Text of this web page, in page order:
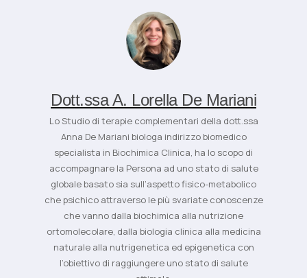
Dott.ssa A. Lorella De Mariani
Lo Studio di terapie complementari della dott.ssa
Anna De Mariani biologa indirizzo biomedico
specialista in Biochimica Clinica, ha lo scopo di
accompagnare la Persona ad uno stato di salute
globale basato sia sull’aspetto fisico-metabolico
che psichico attraverso le più svariate conoscenze
che vanno dalla biochimica alla nutrizione
ortomolecolare, dalla biologia clinica alla medicina
naturale alla nutrigenetica ed epigenetica con
l’obiettivo di raggiungere uno stato di salute